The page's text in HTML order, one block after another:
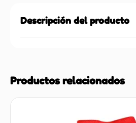
Descripción del producto
Productos relacionados